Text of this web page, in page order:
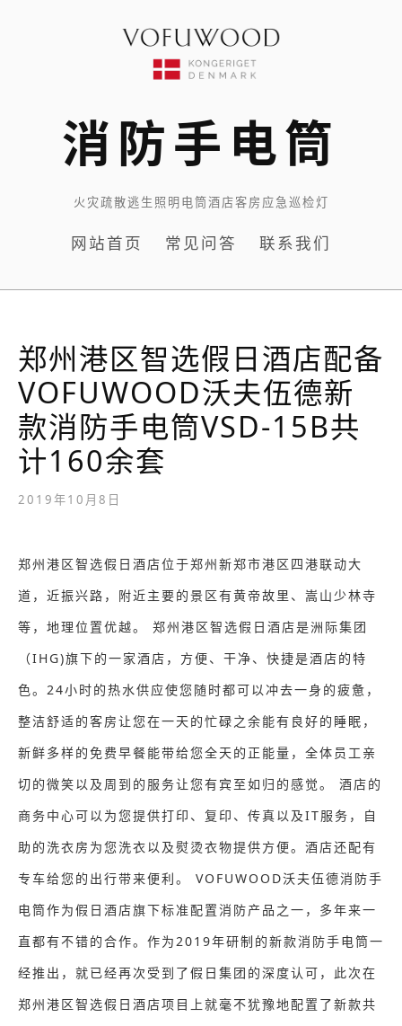
消防手电筒
火灾疏散逃生照明电筒酒店客房应急巡检灯
网站首页 常见问答 联系我们
郑州港区智选假日酒店配备
VOFUWOOD沃夫伍德新
款消防手电筒VSD-15B共
计160余套
2019年10月8日
郑州港区智选假日酒店位于郑州新郑市港区四港联动大
道，近振兴路，附近主要的景区有黄帝故里、嵩山少林寺
等，地理位置优越。 郑州港区智选假日酒店是洲际集团
（IHG)旗下的一家酒店，方便、干净、快捷是酒店的特
色。24小时的热水供应使您随时都可以冲去一身的疲惫，
整洁舒适的客房让您在一天的忙碌之余能有良好的睡眠，
新鲜多样的免费早餐能带给您全天的正能量，全体员工亲
切的微笑以及周到的服务让您有宾至如归的感觉。 酒店的
商务中心可以为您提供打印、复印、传真以及IT服务，自
助的洗衣房为您洗衣以及熨烫衣物提供方便。酒店还配有
专车给您的出行带来便利。 VOFUWOOD沃夫伍德消防手
电筒作为假日酒店旗下标准配置消防产品之一，多年来一
直都有不错的合作。作为2019年研制的新款消防手电筒一
经推出，就已经再次受到了假日集团的深度认可，此次在
郑州港区智选假日酒店项目上就毫不犹豫地配置了新款共